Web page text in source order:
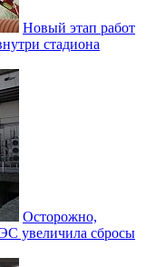
Новый этап работ
стадиона
Осторожно,
увеличила сбросы